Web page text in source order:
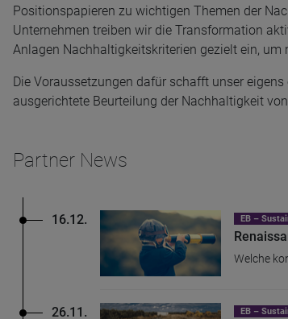
Positionspapieren zu wichtigen Themen der
Unternehmen treiben wir die Transformation
Anlagen Nachhaltigkeitskriterien gezielt ein, um
Die Voraussetzungen dafür schafft unser
ausgerichtete Beurteilung der Nachhaltigkeit
Partner News
16.12. EB –
Welche
26.11. EB –